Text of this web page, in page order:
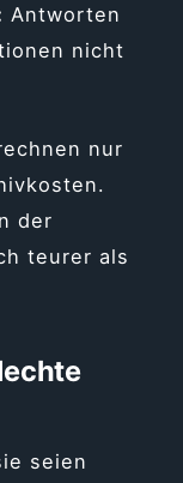
Antworten
nicht
nur
der
teurer als
seien